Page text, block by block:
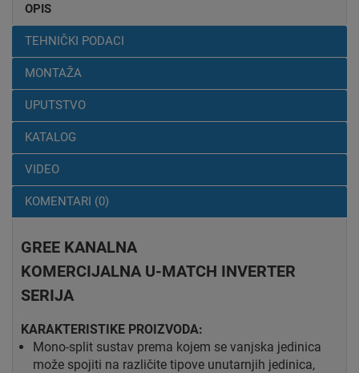
OPIS
TEHNIČKI PODACI
MONTAŽA
UPUTSTVO
KATALOG
VIDEO
KOMENTARI (0)
GREE KANALNA
KOMERCIJALNA U-MATCH INVERTER
SERIJA
KARAKTERISTIKE PROIZVODA:
Mono-split sustav prema kojem se vanjska jedinica
može spojiti na različite tipove unutarnjih jedinica,